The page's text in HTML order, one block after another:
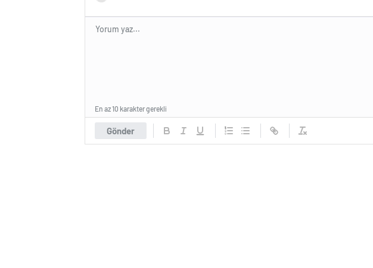
Gönder
En az 10 karakter gerekli